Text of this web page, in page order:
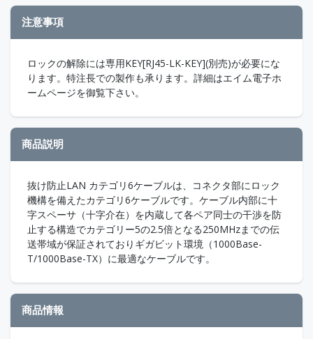
注意事項
ロックの解除には専用KEY[RJ45-LK-KEY](別売)が必要にな
ります。特注長での製作も承ります。詳細はエイム電子ホ
ームページを御覧下さい。
商品説明
抜け防止LAN カテゴリ6ケーブルは、コネクタ部にロック
機構を備えたカテゴリ6ケーブルです。ケーブル内部に十
字スペーサ（十字介在）を内蔵して各ペア同士の干渉を防
止する構造でカテゴリー5の2.5倍となる250MHzまでの伝
送帯域が保証されておりギガビット環境（1000Base-
T/1000Base-TX）に最適なケーブルです。
商品情報